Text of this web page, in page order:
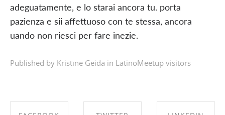
adeguatamente, e lo starai ancora tu. porta
pazienza e sii affettuoso con te stessa, ancora
uando non riesci per fare inezie.
Published by Kristīne Geida in LatinoMeetup visitors